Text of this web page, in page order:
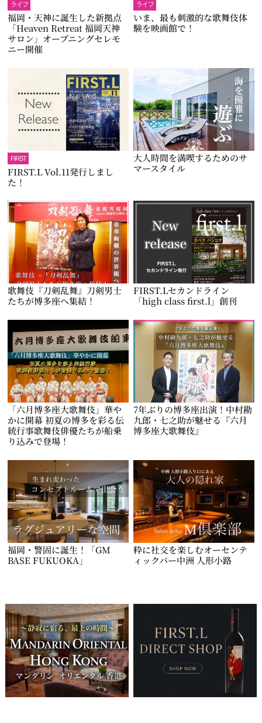
ライフ
福岡・天神に誕生した新拠点
「Heaven Retreat 福岡天神
サロン」オープニングセレモ
ニー開催
ライフ
いま、最も刺激的な歌舞伎体
験を映画館で！
FIRST
FIRST.L Vol.11発行しまし
た！
大人時間を満喫するためのサ
マースタイル
歌舞伎『刀剣乱舞』刀剣男士
たちが博多座へ集結！
FIRST.Lセカンドライン
「high class first.l」創刊
「六月博多座大歌舞伎」華や
かに開幕 初夏の博多を彩る伝
統行事歌舞伎俳優たちが船乗
り込みで登場！
7年ぶりの博多座出演！中村勘
九郎・七之助が魅せる『六月
博多座大歌舞伎』
福岡・警固に誕生！「GM
BASE FUKUOKA」
粋に社交を楽しむオーセンテ
ィックバー中洲 人形小路